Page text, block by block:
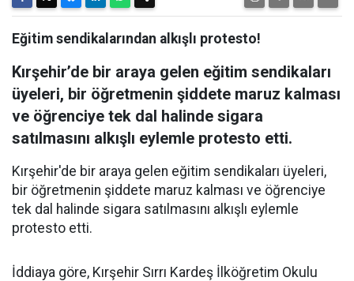
Eğitim sendikalarından alkışlı protesto!
Kırşehir’de bir araya gelen eğitim sendikaları
üyeleri, bir öğretmenin şiddete maruz kalması
ve öğrenciye tek dal halinde sigara
satılmasını alkışlı eylemle protesto etti.
Kırşehir'de bir araya gelen eğitim sendikaları üyeleri,
bir öğretmenin şiddete maruz kalması ve öğrenciye
tek dal halinde sigara satılmasını alkışlı eylemle
protesto etti.
İddiaya göre, Kırşehir Sırrı Kardeş İlköğretim Okulu